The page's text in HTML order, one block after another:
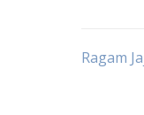
Post
Ragam